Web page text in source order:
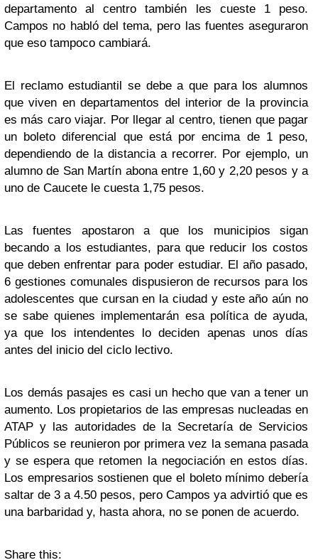
departamento al centro también les cueste 1 peso.
Campos no habló del tema, pero las fuentes aseguraron
que eso tampoco cambiará.
El reclamo estudiantil se debe a que para los alumnos
que viven en departamentos del interior de la provincia
es más caro viajar. Por llegar al centro, tienen que pagar
un boleto diferencial que está por encima de 1 peso,
dependiendo de la distancia a recorrer. Por ejemplo, un
alumno de San Martín abona entre 1,60 y 2,20 pesos y a
uno de Caucete le cuesta 1,75 pesos.
Las fuentes apostaron a que los municipios sigan
becando a los estudiantes, para que reducir los costos
que deben enfrentar para poder estudiar. El año pasado,
6 gestiones comunales dispusieron de recursos para los
adolescentes que cursan en la ciudad y este año aún no
se sabe quienes implementarán esa política de ayuda,
ya que los intendentes lo deciden apenas unos días
antes del inicio del ciclo lectivo.
Los demás pasajes es casi un hecho que van a tener un
aumento. Los propietarios de las empresas nucleadas en
ATAP y las autoridades de la Secretaría de Servicios
Públicos se reunieron por primera vez la semana pasada
y se espera que retomen la negociación en estos días.
Los empresarios sostienen que el boleto mínimo debería
saltar de 3 a 4.50 pesos, pero Campos ya advirtió que es
una barbaridad y, hasta ahora, no se ponen de acuerdo.
Share this: